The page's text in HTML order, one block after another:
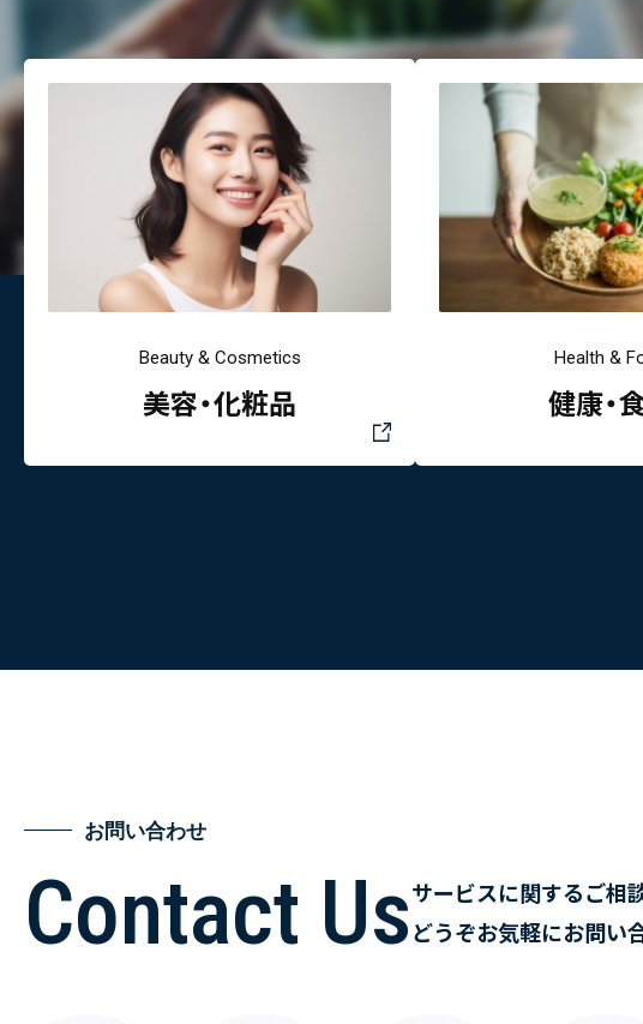
Beauty & Cosmetics
美容・化粧品
Health &
健康・
お問い合わせ
Contact Usサービスに関するご相
どうぞお気軽にお問い